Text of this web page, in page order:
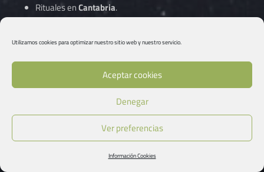
Utilizamos cookies para optimizar nuestro sitio web y nuestro servicio.
Aceptar cookies
Denegar
Ver preferencias
Información Cookies
Rituales enCantabria.
Rituales enCiudad Real.
Gipuzkoa.
Rituales enGirona.
Granada.